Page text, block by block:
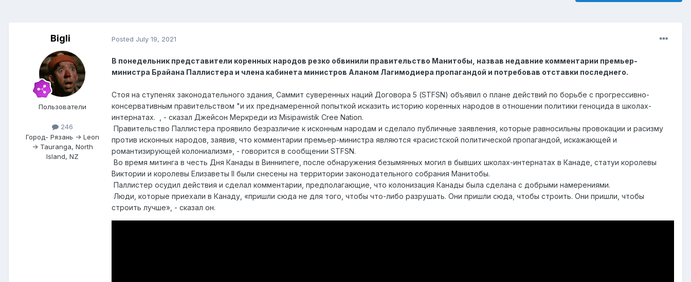
Bigli
Пользователи
246
Город- Рязань -> Leon
-> Tauranga, North
Island, NZ
Posted July 19, 2021
В понедельник представители коренных народов резко обвинили правительство Манитобы, назвав недавние комментарии премьер-
министра Брайана Паллистера и члена кабинета министров Аланом Лагимодиера пропагандой и потребовав отставки последнего.
Стоя на ступенях законодательного здания, Саммит суверенных наций Договора 5 (STFSN) объявил о плане действий по борьбе с прогрессивно-
консервативным правительством "и их преднамеренной попыткой исказить историю коренных народов в отношении политики геноцида в школах-
интернатах. , - сказал Джейсон Меркреди из Misipawistik Cree Nation.
Правительство Паллистера проявило безразличие к исконным народам и сделало публичные заявления, которые равносильны провокации и расизму
против исконных народов, заявив, что комментарии премьер-министра являются «расистской политической пропагандой, искажающей и
романтизирующей колониализм», - говорится в сообщении STFSN.
Во время митинга в честь Дня Канады в Виннипеге, после обнаружения безымянных могил в бывших школах-интернатах в Канаде, статуи королевы
Виктории и королевы Елизаветы II были снесены на территории законодательного собрания Манитобы.
Паллистер осудил действия и сделал комментарии, предполагающие, что колонизация Канады была сделана с добрыми намерениями.
Люди, которые приехали в Канаду, «пришли сюда не для того, чтобы что-либо разрушать. Они пришли сюда, чтобы строить. Они пришли, чтобы
строить лучше», - сказал он.